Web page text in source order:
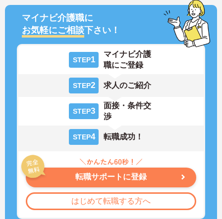
マイナビ介護職に
お気軽にご相談下さい！
STEP1
マイナビ介護
職にご登録
STEP2 求人のご紹介
STEP3
面接・条件交
渉
STEP4 転職成功！
転職サポートに登録
はじめて転職する方へ